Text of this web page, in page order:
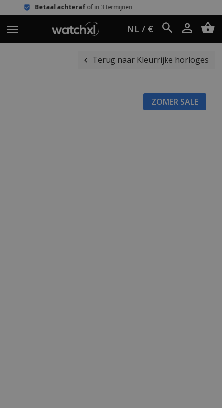
achteraf of in 3 termijnen
NL / €
Terug naar Kleurrijke horloges
ZOMER SALE